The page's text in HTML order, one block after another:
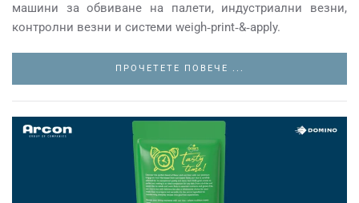
машини за обвиване на палети, индустриални везни,
контролни везни и системи weigh‑print‑&‑apply.
ПРОЧЕТЕТЕ ПОВЕЧЕ ...